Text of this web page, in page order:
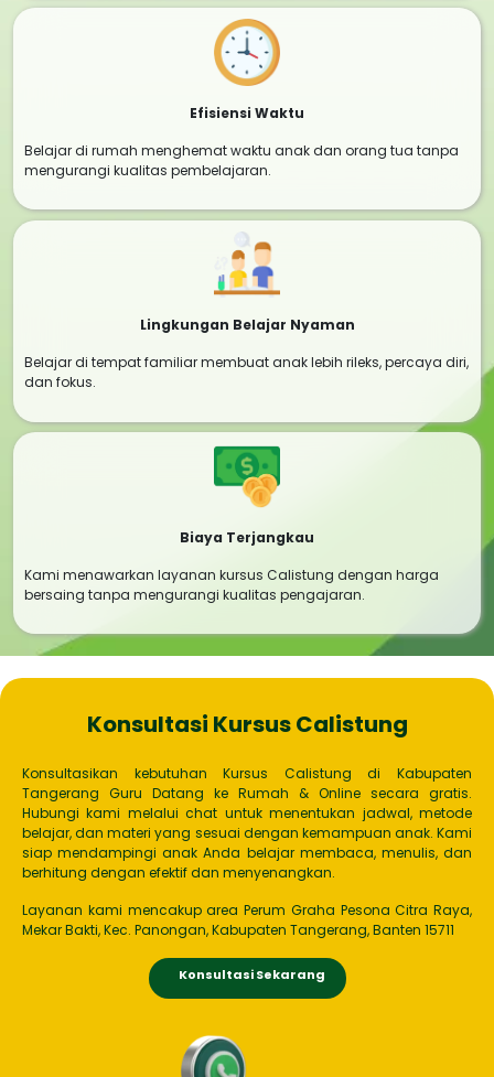
Efisiensi Waktu
Belajar di rumah menghemat waktu anak dan orang tua tanpa
mengurangi kualitas pembelajaran.
Lingkungan Belajar Nyaman
Belajar di tempat familiar membuat anak lebih rileks, percaya diri,
dan fokus.
Biaya Terjangkau
Kami menawarkan layanan kursus Calistung dengan harga
bersaing tanpa mengurangi kualitas pengajaran.
Konsultasi Kursus Calistung
Konsultasikan kebutuhan Kursus Calistung di Kabupaten
Tangerang Guru Datang ke Rumah & Online secara gratis.
Hubungi kami melalui chat untuk menentukan jadwal, metode
belajar, dan materi yang sesuai dengan kemampuan anak. Kami
siap mendampingi anak Anda belajar membaca, menulis, dan
berhitung dengan efektif dan menyenangkan.
Layanan kami mencakup area Perum Graha Pesona Citra Raya,
Mekar Bakti, Kec. Panongan, Kabupaten Tangerang, Banten 15711
Konsultasi Sekarang